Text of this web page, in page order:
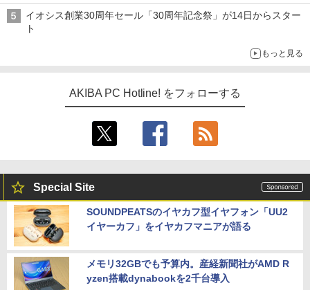
イオシス創業30周年セール「30周年記念祭」が14日からスター
ト
もっと見る
AKIBA PC Hotline! をフォローする
Special Site
SOUNDPEATSのイヤカフ型イヤフォン「UU2
イヤーカフ」をイヤカフマニアが語る
メモリ32GBでも予算内。産経新聞社がAMD R
yzen搭載dynabookを2千台導入